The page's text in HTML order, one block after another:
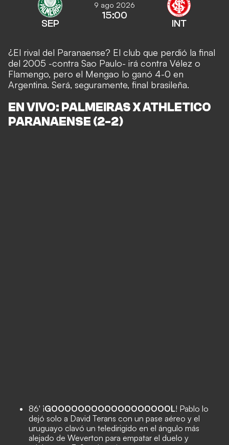
SEP
9 ago 2026
15:00
INT
¿El rival del Paranaense? El club que perdió la final
del 2005 -contra Sao Paulo- irá contra Vélez o
Flamengo, pero el Mengao lo ganó 4-0 en
Argentina. Será, seguramente, final brasileña.
EN VIVO: PALMEIRAS X ATHLETICO
PARANAENSE (2-2)
86' ¡GOOOOOOOOOOOOOOOOOOL! Pablo lo
dejó solo a David Terans con un pase aéreo y el
uruguayo clavó un teledirigido en el ángulo más
alejado de Weverton para empatar el duelo y